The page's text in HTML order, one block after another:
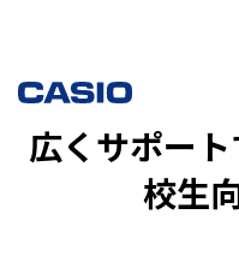
英語力強化
広くサポート
校生